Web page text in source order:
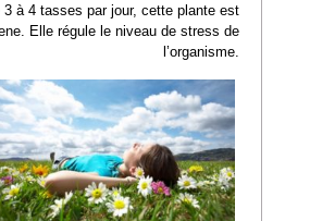
3 à 4 tasses par jour, cette plante est
Elle régule le niveau de stress de
l’organisme.